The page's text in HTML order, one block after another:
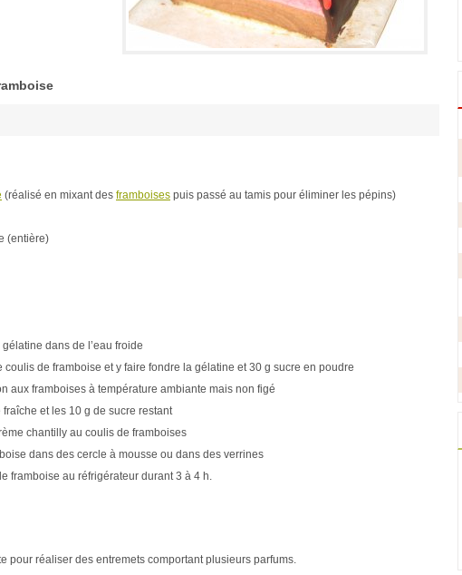
(réalisé en mixant des framboises puis passé au tamis pour éliminer les pépins)
(entière)
dans de l’eau froide
coulis de framboise et y faire fondre la gélatine et 30 g sucre en poudre
aux framboises à température ambiante mais non figé
et les 10 g de sucre restant
chantilly au coulis de framboises
dans des cercle à mousse ou dans des verrines
framboise au réfrigérateur durant 3 à 4 h.
pour réaliser des entremets comportant plusieurs parfums.